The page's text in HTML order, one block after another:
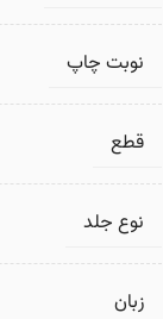
نوبت چاپ
قطع
نوع جلد
زبان